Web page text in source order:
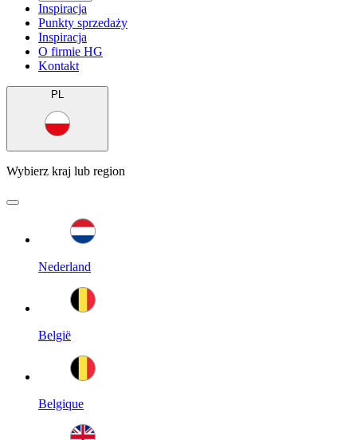
Inspiracja
Punkty sprzedaży
Inspiracja
O firmie HG
Kontakt
PL
Wybierz kraj lub region
Nederland
België
Belgique